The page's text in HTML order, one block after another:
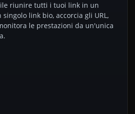
riunire tutti i tuoi link in un
link bio, accorcia gli URL,
le prestazioni da un'unica